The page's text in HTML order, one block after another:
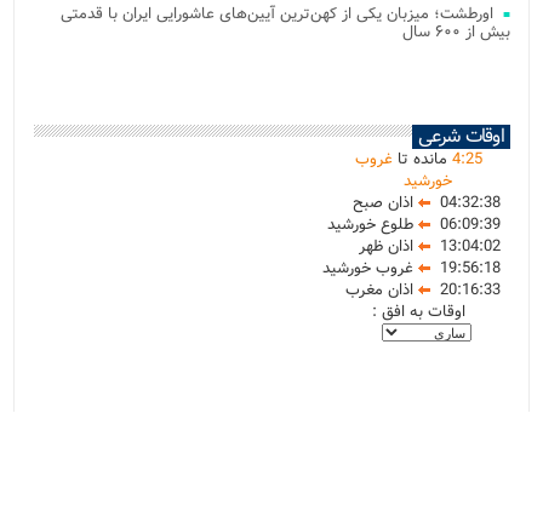
اورطشت؛ میزبان یکی از کهن‌ترین آیین‌های عاشورایی ایران با قدمتی
بیش از ۶۰۰ سال
اوقات شرعی
4:25 مانده تاغروب
خورشید
04:32:38
اذان صبح
06:09:39
طلوع خورشید
13:04:02
اذان ظهر
19:56:18
غروب خورشید
20:16:33
اذان مغرب
اوقات به افق :